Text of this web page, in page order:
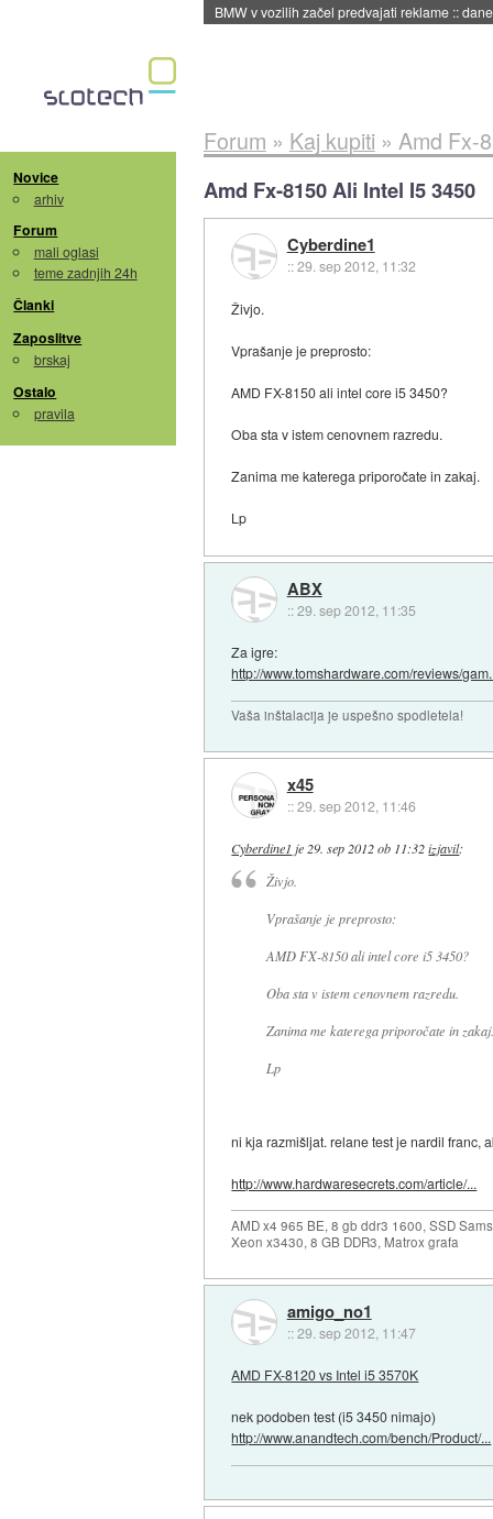
BMW v vozilih začel predvajati reklame ::
Novice
arhiv
Forum
mali oglasi
teme zadnjih 24h
Članki
Zaposlitve
brskaj
Ostalo
pravila
Forum » Kaj kupiti » Amd Fx-
Amd Fx-8150 Ali Intel I5 3450
Cyberdine1
::29. sep 2012, 11:32
Živjo.
Vprašanje je preprosto:
AMD FX-8150 ali intel core i5 3450?
Oba sta v istem cenovnem razredu.
Zanima me katerega priporočate in zakaj.
Lp
ABX
::29. sep 2012, 11:35
Za igre:
http://www.tomshardware.com/reviews/
Vaša inštalacija je uspešno spodletela!
x45
::29. sep 2012, 11:46
Cyberdine1 je 29. sep 2012 ob 11:32 izjavil:
Živjo.
Vprašanje je preprosto:
AMD FX-8150 ali intel core i5 3450?
Oba sta v istem cenovnem razredu.
Zanima me katerega priporočate in zakaj.
Lp
ni kja razmišljat. relane test je nardil franc,
http://www.hardwaresecrets.com/article/...
AMD x4 965 BE, 8 gb ddr3 1600, SSD
Xeon x3430, 8 GB DDR3, Matrox grafa
amigo_no1
::29. sep 2012, 11:47
AMD FX-8120 vs Intel i5 3570K
nek podoben test (i5 3450 nimajo)
http://www.anandtech.com/bench/Product/...